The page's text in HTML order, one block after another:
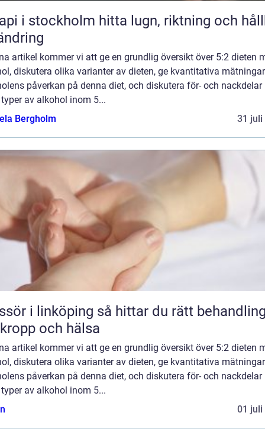
hitta lugn, riktning och hållbar
artikel kommer vi att ge en grundlig översikt över 5:2 dieten
diskutera olika varianter av dieten, ge kvantitativa
påverkan på denna diet, och diskutera för- och nackdelar
av alkohol inom 5...
Bergholm
31 juli
så hittar du rätt behandling
och hälsa
artikel kommer vi att ge en grundlig översikt över 5:2 dieten
diskutera olika varianter av dieten, ge kvantitativa
påverkan på denna diet, och diskutera för- och nackdelar
av alkohol inom 5...
01 juli